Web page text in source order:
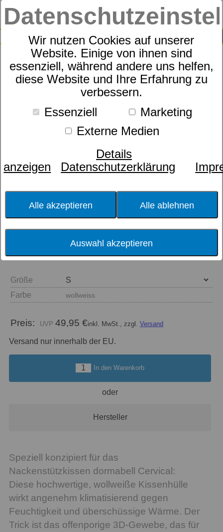
Wir nutzen Cookies auf unserer
Website. Einige von ihnen sind
essenziell, während andere uns helfen,
diese Website und Ihre Erfahrung zu
verbessern.
Essenziell
Marketing
Externe Medien
Details
anzeigen
Datenschutzerklärung
Alle akzeptieren Alle ablehnen
Auswahl akzeptieren
SUCHE
0
Kissenhülle
dormabell Clima
Größe
Farbe
wollweiss
Preis: 49,95 €inkl. MwSt., zzgl. Versand
Versand nur innerhalb der EU.
In den Warenkorb
oder
Hersteller
Speziell konzipiert für das
Nackenstützkissen dormabell Cervical:
Diese hochwertige, wollweiße Kissenhülle
wirkt angenehm klimatisierend gegen
Feuchtigkeit und überschüssige Wärme. Der
Trick ist das offenporige 3D-Gewebe, das für